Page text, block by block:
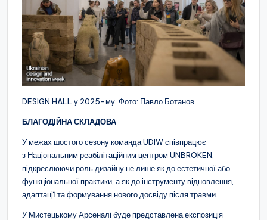
DESIGN HALL у 2025-му. Фото: Павло Ботанов
БЛАГОДІЙНА СКЛАДОВА
У межах шостого сезону команда UDIW співпрацює
з Національним реабілітаційним центром UNBROKEN,
підкреслюючи роль дизайну не лише як до естетичної або
функціональної практики, а як до інструменту відновлення,
адаптації та формування нового досвіду після травми.
У Мистецькому Арсеналі буде представлена експозиція